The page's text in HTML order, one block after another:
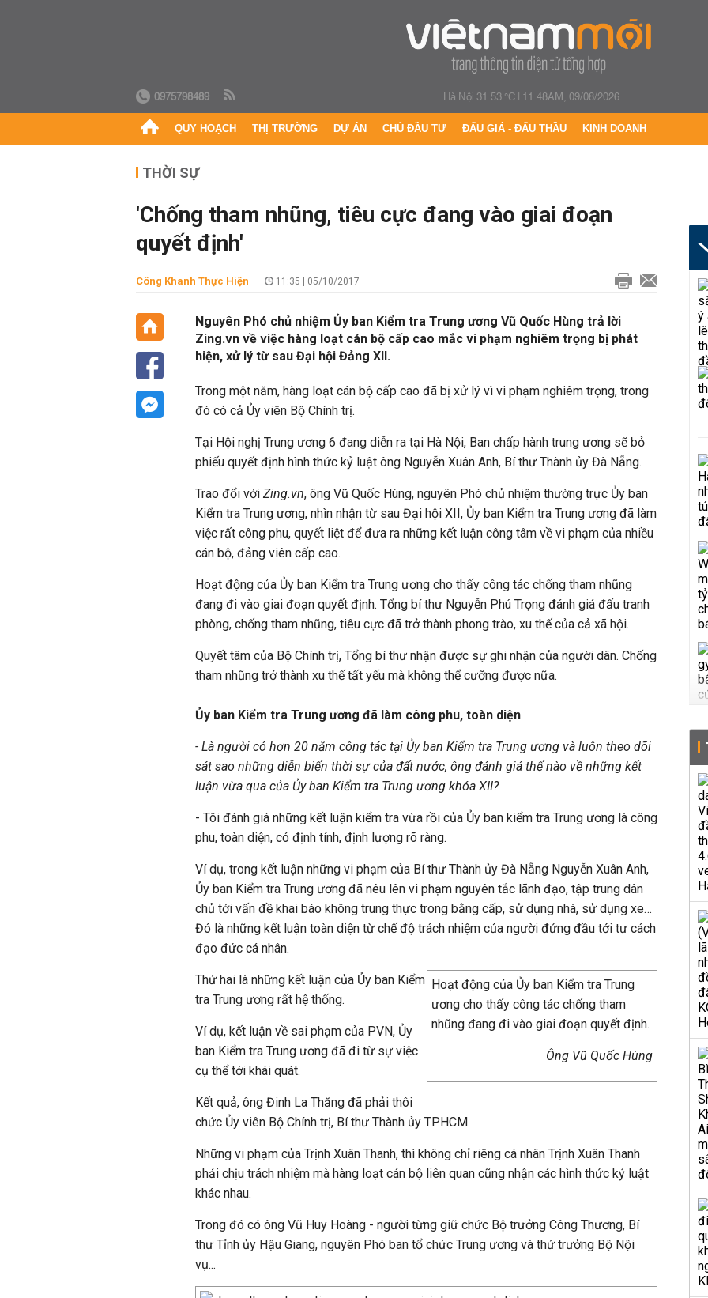
0975798489 Hà Nội 31.53 °C| 11:48AM, 09/08/2026
QUY HOẠCH THỊ TRƯỜNG DỰ ÁN CHỦ ĐẦU TƯ ĐẤU GIÁ - ĐẤU THẦU KINH DOANH
THỜI SỰ
'Chống tham nhũng, tiêu cực đang vào giai đoạn
quyết định'
Công Khanh Thực Hiện 11:35 | 05/10/2017
Nguyên Phó chủ nhiệm Ủy ban Kiểm tra Trung ương Vũ Quốc Hùng trả lời
Zing.vn về việc hàng loạt cán bộ cấp cao mắc vi phạm nghiêm trọng bị phát
hiện, xử lý từ sau Đại hội Đảng XII.
Trong một năm, hàng loạt cán bộ cấp cao đã bị xử lý vì vi phạm nghiêm trọng, trong
đó có cả Ủy viên Bộ Chính trị.
Tại Hội nghị Trung ương 6 đang diễn ra tại Hà Nội, Ban chấp hành trung ương sẽ bỏ
phiếu quyết định hình thức kỷ luật ông Nguyễn Xuân Anh, Bí thư Thành ủy Đà Nẵng.
Trao đổi với Zing.vn, ông Vũ Quốc Hùng, nguyên Phó chủ nhiệm thường trực Ủy ban
Kiểm tra Trung ương, nhìn nhận từ sau Đại hội XII, Ủy ban Kiểm tra Trung ương đã làm
việc rất công phu, quyết liệt để đưa ra những kết luận công tâm về vi phạm của nhiều
cán bộ, đảng viên cấp cao.
Hoạt động của Ủy ban Kiểm tra Trung ương cho thấy công tác chống tham nhũng
đang đi vào giai đoạn quyết định. Tổng bí thư Nguyễn Phú Trọng đánh giá đấu tranh
phòng, chống tham nhũng, tiêu cực đã trở thành phong trào, xu thế của cả xã hội.
Quyết tâm của Bộ Chính trị, Tổng bí thư nhận được sự ghi nhận của người dân. Chống
tham nhũng trở thành xu thế tất yếu mà không thể cưỡng được nữa.
Ủy ban Kiểm tra Trung ương đã làm công phu, toàn diện
- Là người có hơn 20 năm công tác tại Ủy ban Kiểm tra Trung ương và luôn theo dõi
sát sao những diễn biến thời sự của đất nước, ông đánh giá thế nào về những kết
luận vừa qua của Ủy ban Kiểm tra Trung ương khóa XII?
- Tôi đánh giá những kết luận kiểm tra vừa rồi của Ủy ban kiểm tra Trung ương là công
phu, toàn diện, có định tính, định lượng rõ ràng.
Ví dụ, trong kết luận những vi phạm của Bí thư Thành ủy Đà Nẵng Nguyễn Xuân Anh,
Ủy ban Kiểm tra Trung ương đã nêu lên vi phạm nguyên tắc lãnh đạo, tập trung dân
chủ tới vấn đề khai báo không trung thực trong bằng cấp, sử dụng nhà, sử dụng xe…
Đó là những kết luận toàn diện từ chế độ trách nhiệm của người đứng đầu tới tư cách
đạo đức cá nhân.
Hoạt động của Ủy ban Kiểm tra Trung
ương cho thấy công tác chống tham
nhũng đang đi vào giai đoạn quyết định.
Ông Vũ Quốc Hùng
Thứ hai là những kết luận của Ủy ban Kiểm
tra Trung ương rất hệ thống.
Ví dụ, kết luận về sai phạm của PVN, Ủy
ban Kiểm tra Trung ương đã đi từ sự việc
cụ thể tới khái quát.
Kết quả, ông Đinh La Thăng đã phải thôi
chức Ủy viên Bộ Chính trị, Bí thư Thành ủy TP.HCM.
Những vi phạm của Trịnh Xuân Thanh, thì không chỉ riêng cá nhân Trịnh Xuân Thanh
phải chịu trách nhiệm mà hàng loạt cán bộ liên quan cũng nhận các hình thức kỷ luật
khác nhau.
Trong đó có ông Vũ Huy Hoàng - người từng giữ chức Bộ trưởng Công Thương, Bí
thư Tỉnh ủy Hậu Giang, nguyên Phó ban tổ chức Trung ương và thứ trưởng Bộ Nội
vụ...